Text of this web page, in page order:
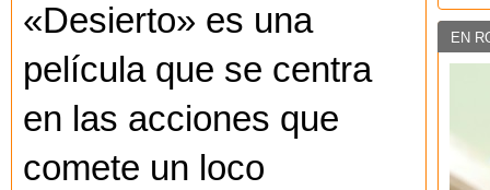
«Desierto» es una
película que se centra
en las acciones que
comete un loco
EN